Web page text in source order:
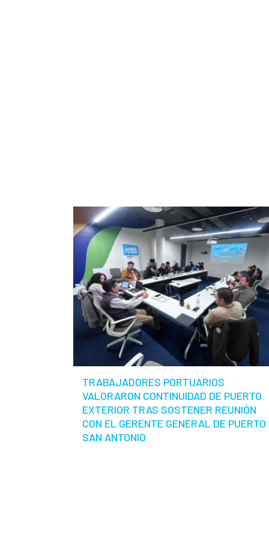
TRABAJADORES PORTUARIOS
VALORARON CONTINUIDAD DE PUERTO
EXTERIOR TRAS SOSTENER REUNIÓN
CON EL GERENTE GENERAL DE PUERTO
SAN ANTONIO